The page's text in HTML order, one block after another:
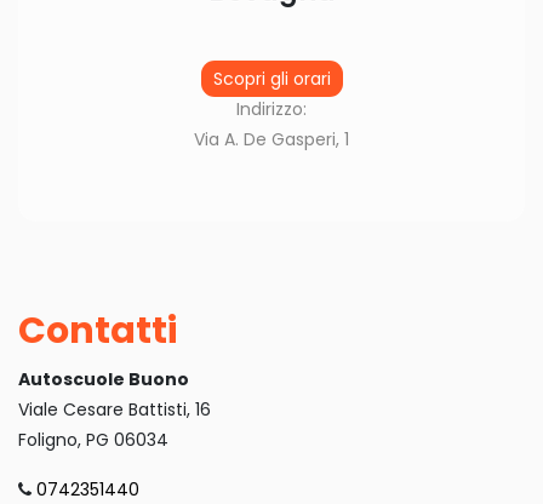
Scopri gli orari
Indirizzo:
Via A. De Gasperi, 1
Contatti
Autoscuole Buono
Viale Cesare Battisti, 16
Foligno, PG 06034
0742351440